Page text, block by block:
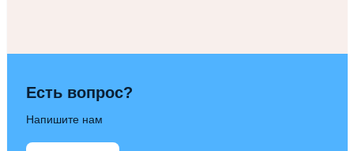
Есть вопрос?
Напишите нам